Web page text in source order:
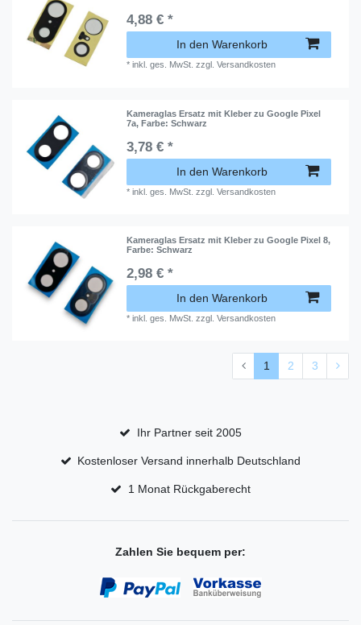
4,88 € *
In den Warenkorb
*inkl. ges. MwSt. zzgl.Versandkosten
Kameraglas Ersatz mit Kleber zu Google Pixel
7a, Farbe: Schwarz
3,78 € *
In den Warenkorb
*inkl. ges. MwSt. zzgl.Versandkosten
Kameraglas Ersatz mit Kleber zu Google Pixel 8,
Farbe: Schwarz
2,98 € *
In den Warenkorb
*inkl. ges. MwSt. zzgl.Versandkosten
1 2 3
Ihr Partner seit 2005
Kostenloser Versand innerhalb Deutschland
1 Monat Rückgaberecht
Zahlen Sie bequem per: